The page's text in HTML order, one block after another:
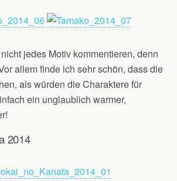
jedes Motiv kommentieren, denn
allem finde ich sehr schön, dass die
als würden die Charaktere für
ein unglaublich warmer,
2014